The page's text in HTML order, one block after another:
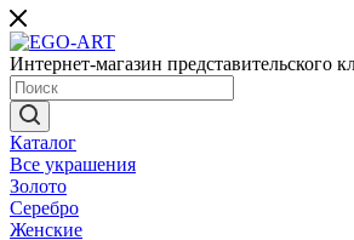
Интернет-магазин представительского
Каталог
Все украшения
Золото
Серебро
Женские